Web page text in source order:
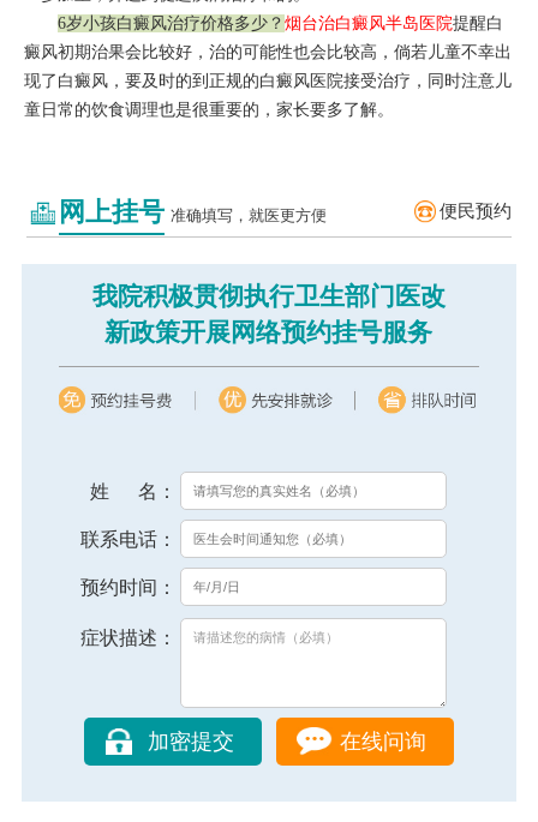
6岁小孩白癜风治疗价格多少？ 烟台治白癜风半岛医院提醒白
癜风初期治果会比较好，治的可能性也会比较高，倘若儿童不幸出
现了白癜风，要及时的到正规的白癜风医院接受治疗，同时注意儿
童日常的饮食调理也是很重要的，家长要多了解。
网上挂号 准确填写，就医更方便 便民预约
我院积极贯彻执行卫生部门医改
新政策开展网络预约挂号服务
姓 名：
联系电话：
预约时间：
症状描述：
在线问询